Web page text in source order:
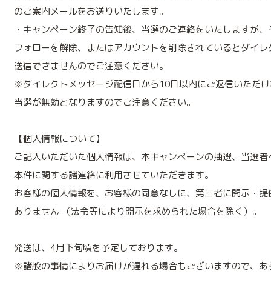
のご案内メールをお送りいたします。
・キャンペーン終了の告知後、当選のご連絡をいたしますが
フォローを解除、またはアカウントを削除されているとダイ
送信できませんのでご注意ください。
※ダイレクトメッセージ配信日から10日以内にご返信いただ
当選が無効となりますのでご注意ください。
【個人情報について】
ご記入いただいた個人情報は、本キャンペーンの抽選、当選
本件に関する諸連絡に利用させていただきます。
お客様の個人情報を、お客様の同意なしに、第三者に開示・
ありません （法令等により開示を求められた場合を除く）。
発送は、4月下旬頃を予定しております。
※諸般の事情によりお届けが遅れる場合もございますので、